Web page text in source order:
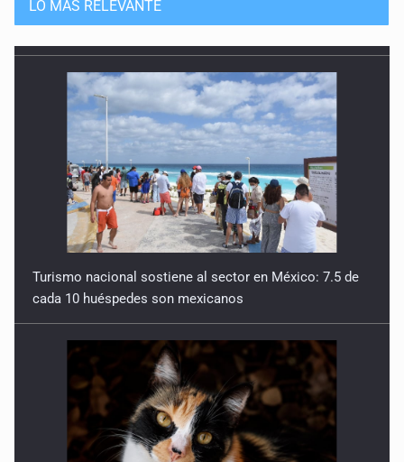
LO MÁS RELEVANTE
Turismo nacional sostiene al sector en México: 7.5 de
cada 10 huéspedes son mexicanos